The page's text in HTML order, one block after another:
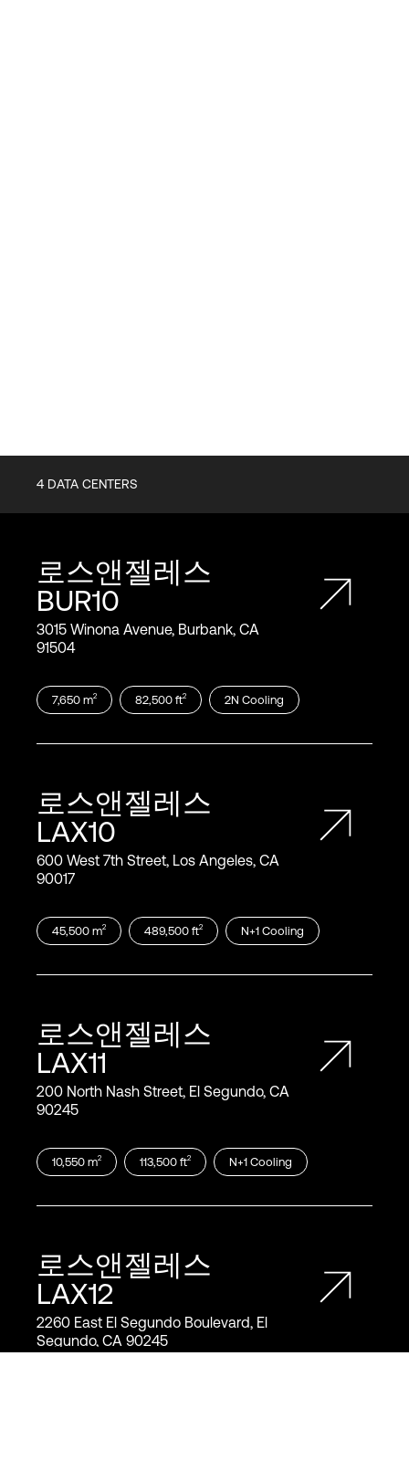
4 DATA CENTERS
로스앤젤레스
BUR10
3015 Winona Avenue, Burbank, CA
91504
7,650 m2 82,500 ft2 2N Cooling
로스앤젤레스
LAX10
600 West 7th Street, Los Angeles, CA
90017
45,500 m2 489,500 ft2 N+1 Cooling
로스앤젤레스
LAX11
200 North Nash Street, El Segundo, CA
90245
10,550 m2 113,500 ft2 N+1 Cooling
로스앤젤레스
LAX12
2260 East El Segundo Boulevard, El
Segundo, CA 90245